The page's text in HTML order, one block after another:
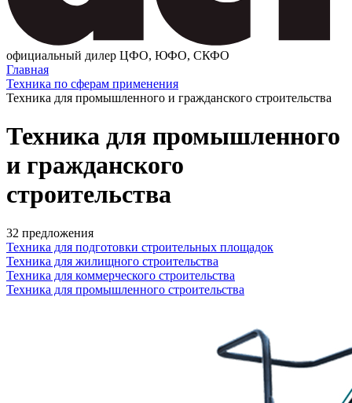
официальный дилер ЦФО, ЮФО, СКФО
Главная
Техника по сферам применения
Техника для промышленного и гражданского строительства
Техника для промышленного
и гражданского
строительства
32 предложения
Техника для подготовки строительных площадок
Техника для жилищного строительства
Техника для коммерческого строительства
Техника для промышленного строительства